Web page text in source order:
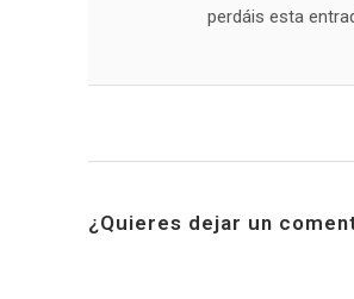
perdáis esta
¿Quieres dejar un